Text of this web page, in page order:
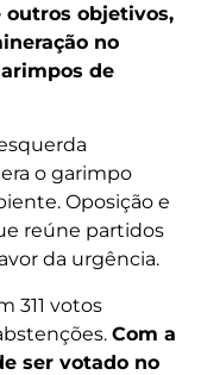
outros objetivos,
no
de
o garimpo
Oposição e
reúne partidos
da urgência.
311 votos
Com a
ser votado no